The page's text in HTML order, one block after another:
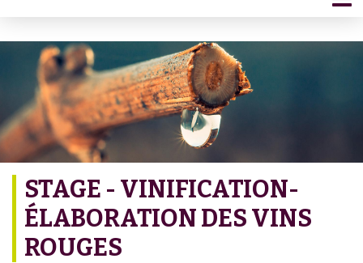
STAGE - VINIFICATION-
ÉLABORATION DES VINS
ROUGES